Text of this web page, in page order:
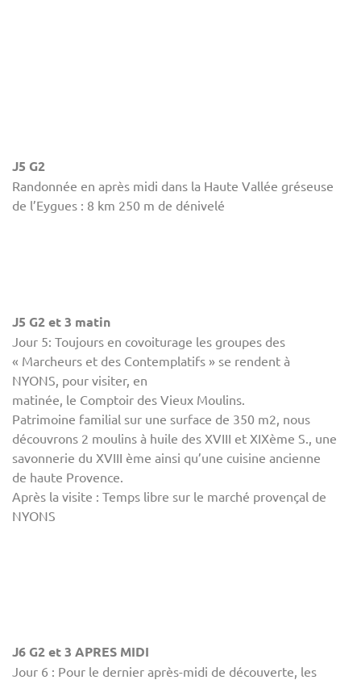
J5 G2
Randonnée en après midi dans la Haute Vallée gréseuse
de l’Eygues : 8 km 250 m de dénivelé
J5 G2 et 3 matin
Jour 5: Toujours en covoiturage les groupes des
« Marcheurs et des Contemplatifs » se rendent à
NYONS, pour visiter, en
matinée, le Comptoir des Vieux Moulins.
Patrimoine familial sur une surface de 350 m2, nous
découvrons 2 moulins à huile des XVIII et XIXème S., une
savonnerie du XVIII ème ainsi qu’une cuisine ancienne
de haute Provence.
Après la visite : Temps libre sur le marché provençal de
NYONS
J6 G2 et 3 APRES MIDI
Jour 6 : Pour le dernier après-midi de découverte, les